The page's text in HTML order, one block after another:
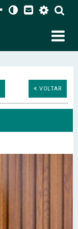
VOLTAR